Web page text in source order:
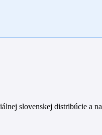
slovenskej distribúcie a